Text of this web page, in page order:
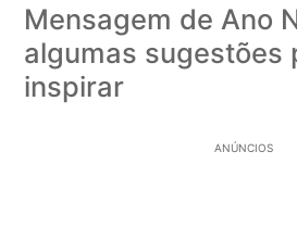
Mensagem de Ano
algumas sugestões
inspirar
ANÚNCIOS